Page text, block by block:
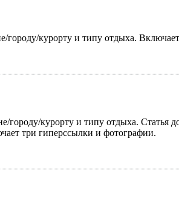
городу/курорту и типу отдыха.
городу/курорту и типу отдыха. Статья
три гиперссылки и фотографии.